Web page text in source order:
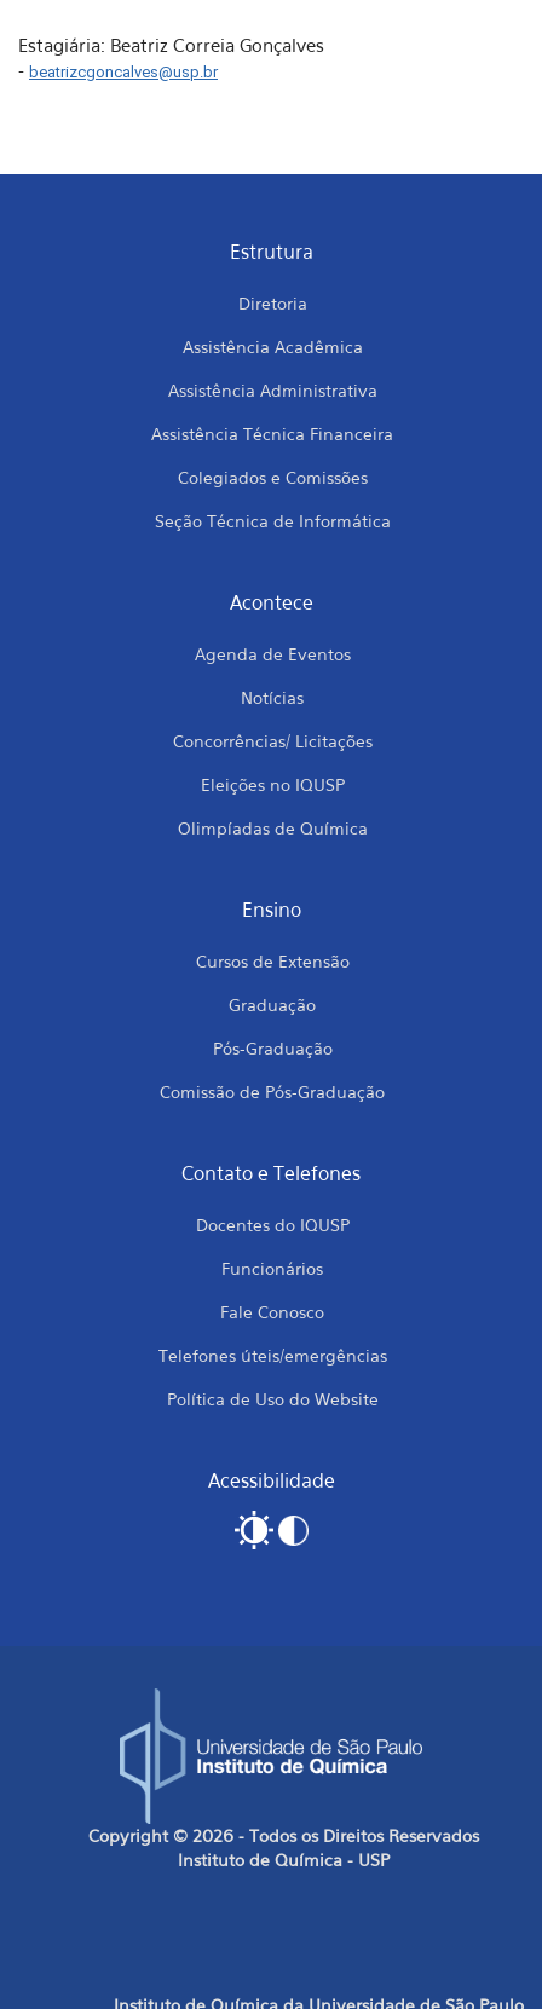
Estagiária: Beatriz Correia Gonçalves
- beatrizcgoncalves@usp.br
Estrutura
Diretoria
Assistência Acadêmica
Assistência Administrativa
Assistência Técnica Financeira
Colegiados e Comissões
Seção Técnica de Informática
Acontece
Agenda de Eventos
Notícias
Concorrências/ Licitações
Eleições no IQUSP
Olimpíadas de Química
Ensino
Cursos de Extensão
Graduação
Pós-Graduação
Comissão de Pós-Graduação
Contato e Telefones
Docentes do IQUSP
Funcionários
Fale Conosco
Telefones úteis/emergências
Política de Uso do Website
Acessibilidade
Copyright © 2026 - Todos os Direitos Reservados
Instituto de Química - USP
Instituto de Química da Universidade de São Paulo